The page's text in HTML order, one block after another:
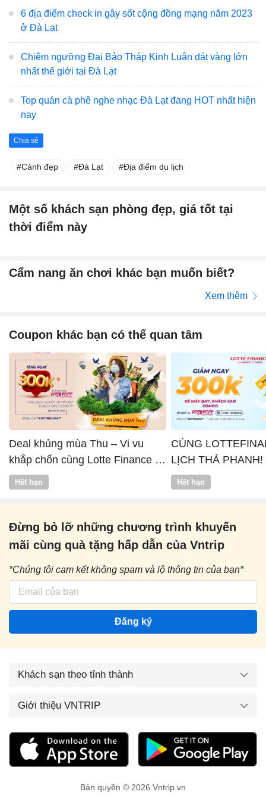
6 địa điểm check in gây sốt cộng đồng mạng năm 2023
ở Đà Lạt
Chiêm ngưỡng Đại Bảo Tháp Kinh Luân dát vàng lớn
nhất thế giới tại Đà Lạt
Top quán cà phê nghe nhạc Đà Lạt đang HOT nhất hiện
nay
Chia sẻ
Cảnh đẹp Đà Lạt Địa điểm du lịch
Một số khách sạn phòng đẹp, giá tốt tại
thời điểm này
Cẩm nang ăn chơi khác bạn muốn biết?
Xem thêm
Coupon khác bạn có thể quan tâm
Deal khủng mùa Thu – Vi vu
khắp chốn cùng Lotte Finance x
Vntrip
Hết hạn
CÙNG
LỊCH THẢ PHANH!
Hết hạn
Đừng bỏ lỡ những chương trình khuyến
mãi cùng quà tặng hấp dẫn của Vntrip
*Chúng tôi cam kết không spam và lộ thông tin của bạn*
Đăng ký
Khách sạn theo tỉnh thành
Giới thiệu VNTRIP
Bản quyền © 2026 Vntrip.vn